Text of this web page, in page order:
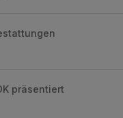
präsentiert